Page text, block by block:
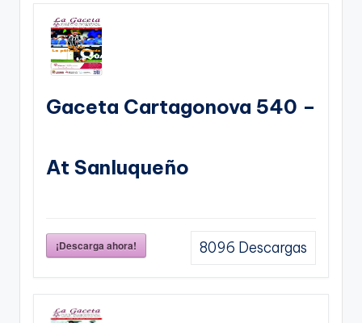
Gaceta Cartagonova 540 –
At Sanluqueño
¡Descarga ahora! 8096 Descargas